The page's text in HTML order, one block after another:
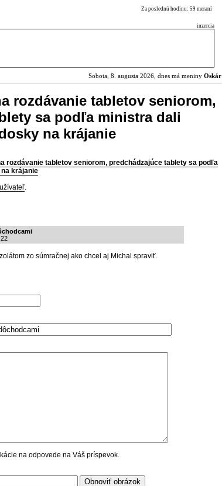
Za poslednú hodinu: 59 meraní
inzercia
Sobota, 8. augusta 2026, dnes má meniny Oskár
rozdávanie tabletov seniorom,
sa podľa ministra dali
na krájanie
rozdávanie tabletov seniorom, predchádzajúce tablety sa podľa
krájanie
.
zo súmračnej ako chcel aj Michal spraviť.
na odpovede na Váš príspevok.